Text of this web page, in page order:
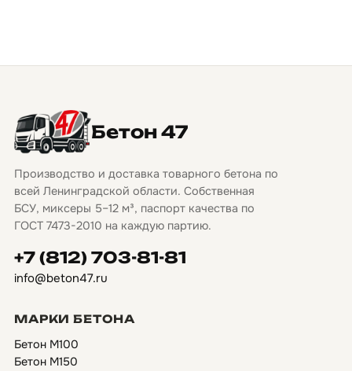
Бетон 47
Производство и доставка товарного бетона по
всей Ленинградской области. Собственная
БСУ, миксеры 5–12 м³, паспорт качества по
ГОСТ 7473-2010 на каждую партию.
+7 (812) 703-81-81
info@beton47.ru
МАРКИ БЕТОНА
Бетон М100
Бетон М150